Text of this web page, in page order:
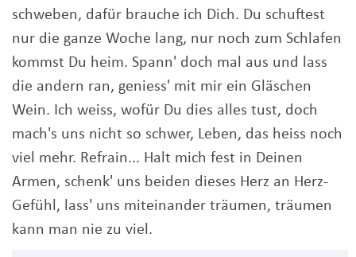
schweben, dafür brauche ich Dich. Du schuftest
nur die ganze Woche lang, nur noch zum Schlafen
kommst Du heim. Spann' doch mal aus und lass
die andern ran, geniess' mit mir ein Gläschen
Wein. Ich weiss, wofür Du dies alles tust, doch
mach's uns nicht so schwer, Leben, das heiss noch
viel mehr. Refrain... Halt mich fest in Deinen
Armen, schenk' uns beiden dieses Herz an Herz-
Gefühl, lass' uns miteinander träumen, träumen
kann man nie zu viel.